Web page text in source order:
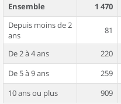
Ensemble
1 470
Depuis moins de 2
ans
81
De 2 à 4 ans 220
De 5 à 9 ans
259
10 ans ou plus
909